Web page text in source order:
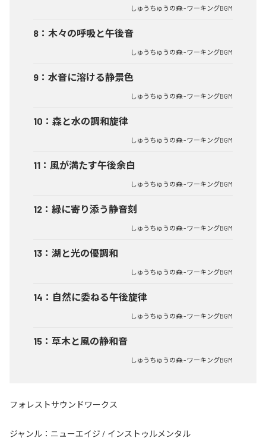
しゅうちゅうの森 - ワーキングBGM
8 ： 木々の呼吸と午後音
しゅうちゅうの森 - ワーキングBGM
9 ： 水音に溶ける静景色
しゅうちゅうの森 - ワーキングBGM
10 ： 森と水の調和旋律
しゅうちゅうの森 - ワーキングBGM
11 ： 風が満たす午後余白
しゅうちゅうの森 - ワーキングBGM
12 ： 緑に寄り添う静音刻
しゅうちゅうの森 - ワーキングBGM
13 ： 湖と光の優調和
しゅうちゅうの森 - ワーキングBGM
14 ： 自然に委ねる午後旋律
しゅうちゅうの森 - ワーキングBGM
15 ： 草木と風の静和音
しゅうちゅうの森 - ワーキングBGM
フォレストサウンドワークス
ジャンル： ニューエイジ / インストゥルメンタル